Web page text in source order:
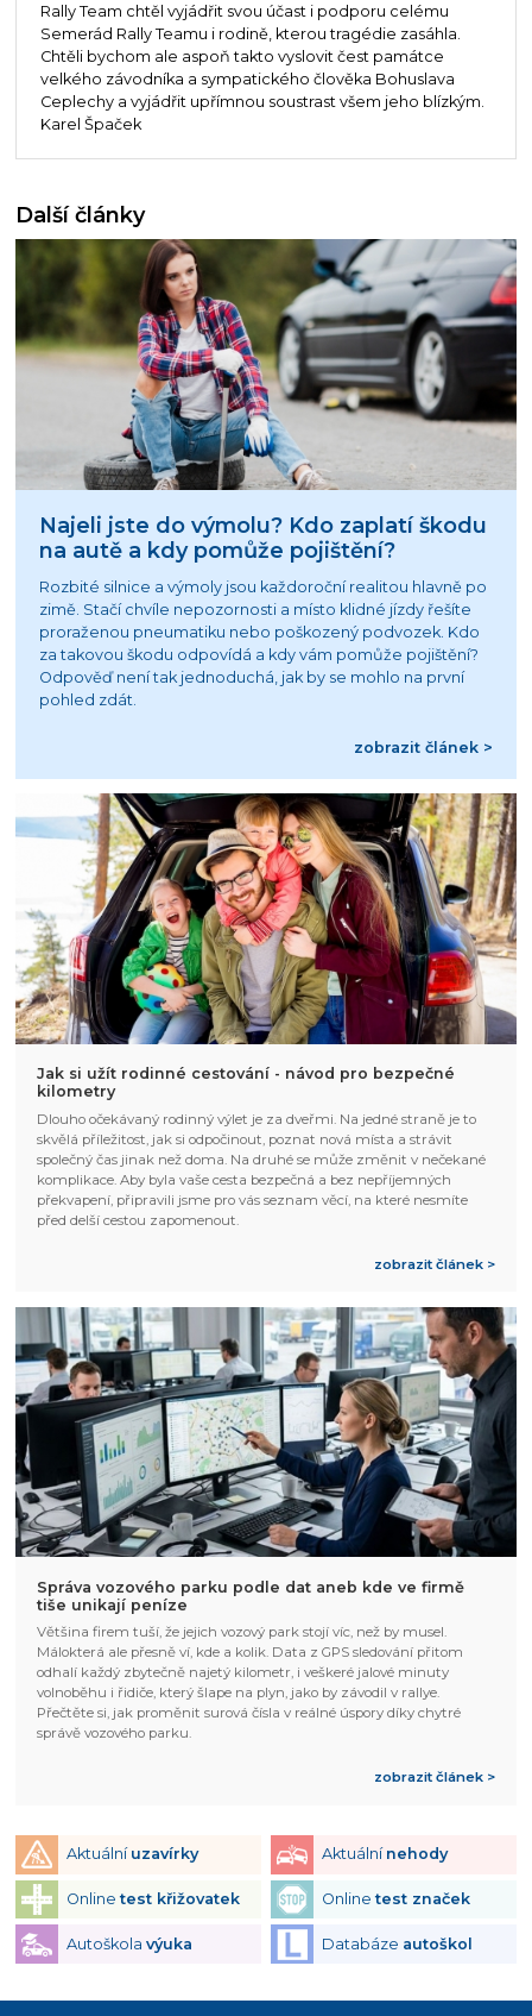
Rally Team chtěl vyjádřit svou účast i podporu celému
Semerád Rally Teamu i rodině, kterou tragédie zasáhla.
Chtěli bychom ale aspoň takto vyslovit čest památce
velkého závodníka a sympatického člověka Bohuslava
Ceplechy a vyjádřit upřímnou soustrast všem jeho blízkým.
Karel Špaček
Další články
Najeli jste do výmolu? Kdo zaplatí škodu
na autě a kdy pomůže pojištění?
Rozbité silnice a výmoly jsou každoroční realitou hlavně po
zimě. Stačí chvíle nepozornosti a místo klidné jízdy řešíte
proraženou pneumatiku nebo poškozený podvozek. Kdo
za takovou škodu odpovídá a kdy vám pomůže pojištění?
Odpověď není tak jednoduchá, jak by se mohlo na první
pohled zdát.
zobrazit článek >
Jak si užít rodinné cestování - návod pro bezpečné
kilometry
Dlouho očekávaný rodinný výlet je za dveřmi. Na jedné straně je to
skvělá příležitost, jak si odpočinout, poznat nová místa a strávit
společný čas jinak než doma. Na druhé se může změnit v nečekané
komplikace. Aby byla vaše cesta bezpečná a bez nepříjemných
překvapení, připravili jsme pro vás seznam věcí, na které nesmíte
před delší cestou zapomenout.
zobrazit článek >
Správa vozového parku podle dat aneb kde ve firmě
tiše unikají peníze
Většina firem tuší, že jejich vozový park stojí víc, než by musel.
Málokterá ale přesně ví, kde a kolik. Data z GPS sledování přitom
odhalí každý zbytečně najetý kilometr, i veškeré jalové minuty
volnoběhu i řidiče, který šlape na plyn, jako by závodil v rallye.
Přečtěte si, jak proměnit surová čísla v reálné úspory díky chytré
správě vozového parku.
zobrazit článek >
Aktuální uzavírky Aktuální nehody
Onlinetest křižovatek Onlinetest značek
Autoškola výuka Databáze autoškol